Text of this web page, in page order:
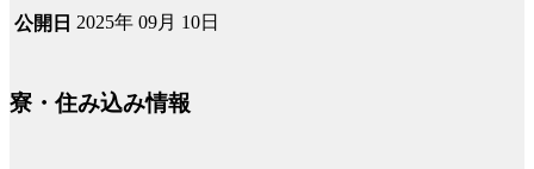
公開日 2025年 09月 10日
寮・住み込み情報